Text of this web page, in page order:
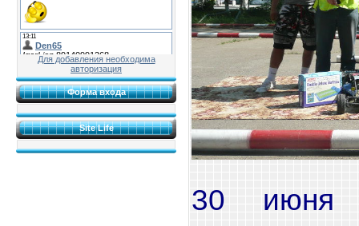
Для добавления необходима
авторизация
Форма входа
Site Life
30 июня